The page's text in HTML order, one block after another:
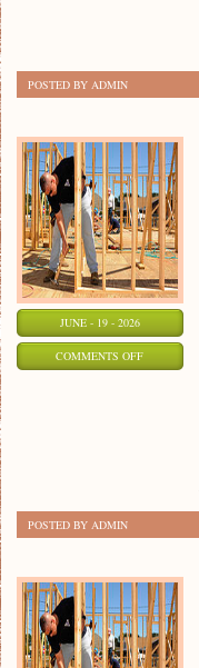
POSTED BY ADMIN
JUNE - 19 - 2026
COMMENTS OFFON
POSTED BY ADMIN